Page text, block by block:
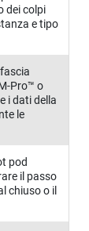
dei colpi
e tipo
Pro™ o
i dati della
le
pod
il passo
chiuso o il